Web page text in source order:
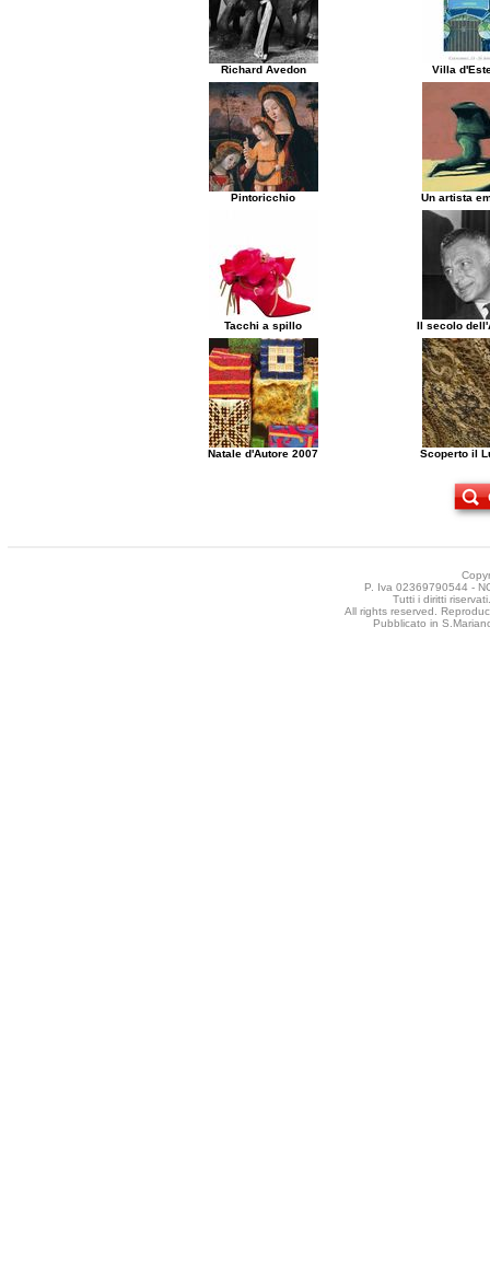
Richard Avedon Villa
Pintoricchio Un artista
Tacchi a spillo Il secolo
Natale d'Autore 2007 Scoperto il
P. Iva 02369790544 -
Tutti i diritti
All rights reserved.
Pubblicato in